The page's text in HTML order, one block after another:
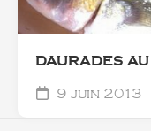
DAURADES
9 juin 2013